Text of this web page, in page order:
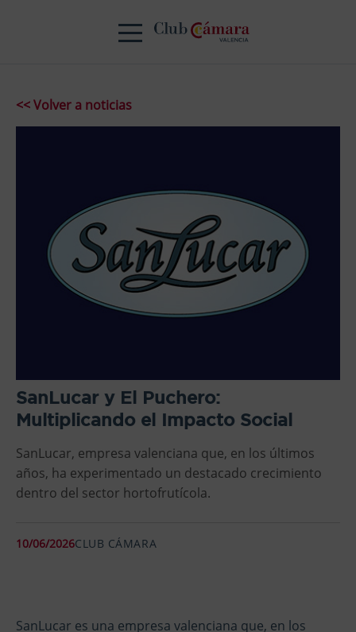
<< Volver a noticias
SanLucar y El Puchero:
Multiplicando el Impacto Social
SanLucar, empresa valenciana que, en los últimos
años, ha experimentado un destacado crecimiento
dentro del sector hortofrutícola.
10/06/2026CLUB CÁMARA
SanLucar es una empresa valenciana que, en los